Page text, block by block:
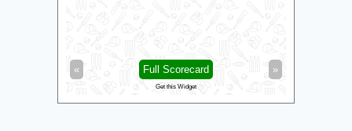
« »
Full Scorecard
Get this Widget